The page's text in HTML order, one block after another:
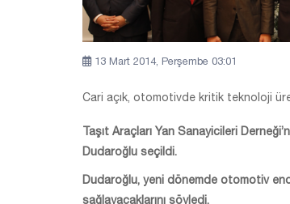
13 Mart 2014, Perşembe 03:01
Cari açık, otomotivde kritik teknoloji
Taşıt Araçları Yan Sanayicileri
Dudaroğlu seçildi.
Dudaroğlu, yeni dönemde otomotiv
sağlayacaklarını söyledi.